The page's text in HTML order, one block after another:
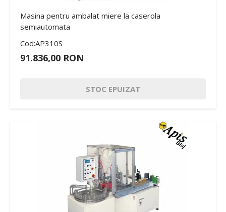
Masina pentru ambalat miere la caserola
semiautomata
Cod:AP310S
91.836,00 RON
STOC EPUIZAT